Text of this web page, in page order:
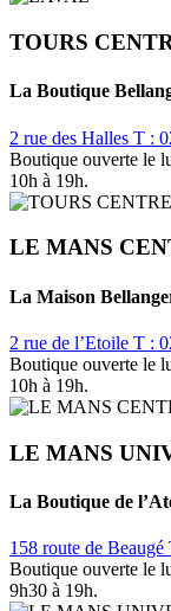
TOURS
La Boutique
2 rue des Halles T :
Boutique ouverte le
10h à 19h.
LE MANS
La Maison
2 rue de l’Etoile T :
Boutique ouverte le
10h à 19h.
LE MANS
La Boutique de
158 route de Beaugé
Boutique ouverte le
9h30 à 19h.